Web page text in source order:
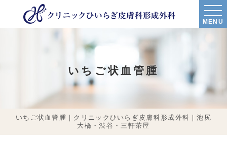
MENU
いちご状血管腫
いちご状血管腫｜クリニックひいらぎ皮膚科形成外科｜池尻
大橋・渋谷・三軒茶屋